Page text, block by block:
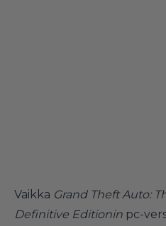
Vaikka Grand Theft Auto:
Definitive Editionin pc-